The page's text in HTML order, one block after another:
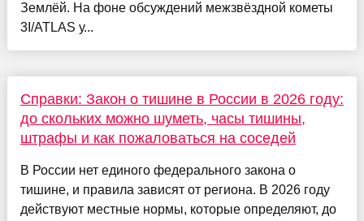
Землёй. На фоне обсуждений межзвёздной кометы
3I/ATLAS у...
Справки: Закон о тишине в России в 2026 году:
до скольких можно шуметь, часы тишины,
штрафы и как пожаловаться на соседей
В России нет единого федерального закона о
тишине, и правила зависят от региона. В 2026 году
действуют местные нормы, которые определяют, до